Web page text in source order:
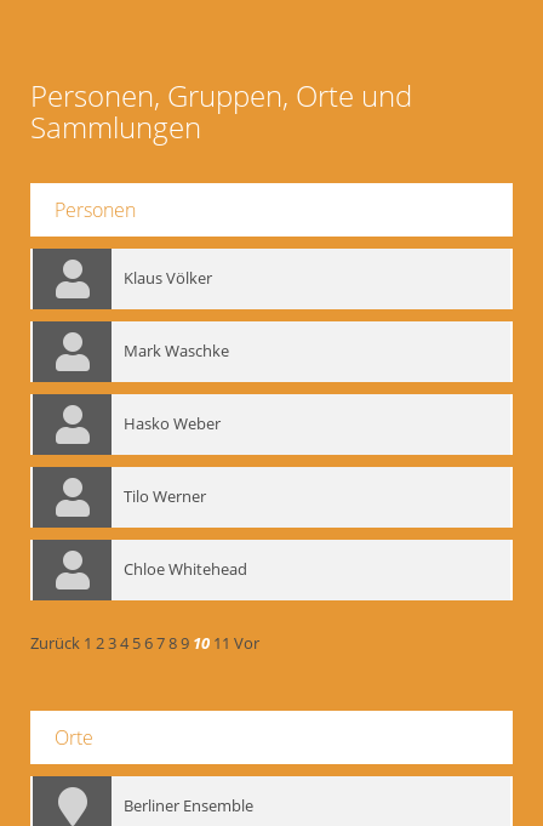
Personen, Gruppen, Orte und
Sammlungen
Personen
Klaus Völker
Mark Waschke
Hasko Weber
Tilo Werner
Chloe Whitehead
Zurück 1 234 56789 10 11 Vor
Orte
Berliner Ensemble